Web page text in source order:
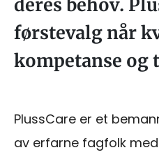
deres behov.
førstevalg når
kompetanse
PlussCare er et
av erfarne fagfolk